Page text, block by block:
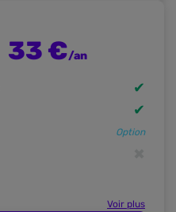
33 €/an
✔
✔
Option
Voir plus